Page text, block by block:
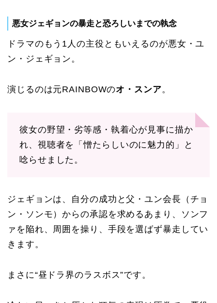
悪女ジェギョンの暴走と恐ろしいまでの執念
ドラマのもう1人の主役ともいえるのが悪女・ユ
ン・ジェギョン。
演じるのは元RAINBOWのオ・スンア。
彼女の野望・劣等感・執着心が見事に描か
れ、視聴者を「憎たらしいのに魅力的」と
唸らせました。
ジェギョンは、自分の成功と父・ユン会長（チョ
ン・ソンモ）からの承認を求めるあまり、ソンフ
ァを陥れ、周囲を操り、手段を選ばず暴走してい
きます。
まさに“昼ドラ界のラスボス”です。